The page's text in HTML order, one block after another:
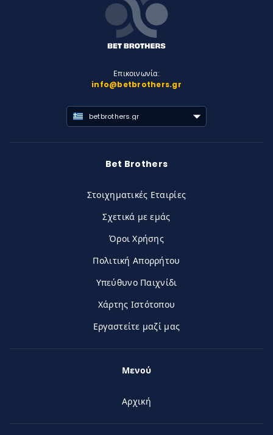
Επικοινωνία:
info@betbrothers.gr
betbrothers.gr
Bet Brothers
Στοιχηματικές Εταιρίες
Σχετικά με εμάς
Όροι Χρήσης
Πολιτική Απορρήτου
Υπεύθυνο Παιχνίδι
Χάρτης Ιστότοπου
Εργαστείτε μαζί μας
Μενού
Αρχική